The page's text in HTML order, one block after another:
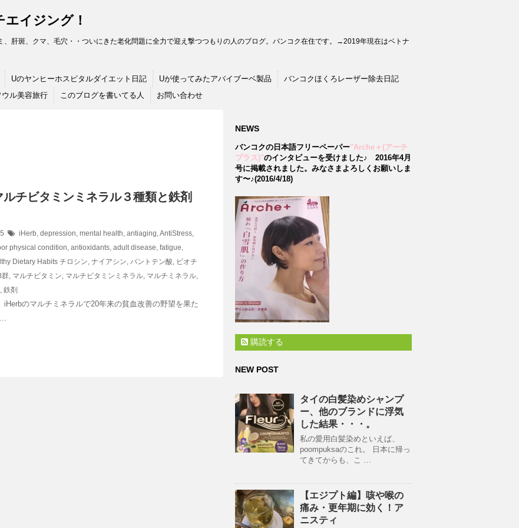
イジング！
肝斑、クマ、毛穴・・ついにきた老化問題に全力で迎え撃つつもりの人のブログ。バンコク在住です。→2019年現在はベトナ
Uのヤンヒーホスピタルダイエット日記 Uが使ってみたアバイブーベ製品
バンコクほくろレーザー除去日記
ウル美容旅行 このブログを書いてる人 お問い合わせ
チビタミンミネラル３種類と鉄剤
iHerb, depression, mental health, antiaging,AntiStress,
physical condition, antioxidants, adult disease, fatigue,
Dietary Habits チロシン, ナイアシン, パントテン酸, ビオチ
群, マルチビタミン, マルチビタミンミネラル, マルチミネラル,
, 鉄剤
iHerbのマルチミネラルで20年来の貧血改善の野望を果た
…
NEWS
バンコクの日本語フリーペーパー"Arche＋(アーチ
プラス)"のインタビューを受けました♪ 2016年4月
号に掲載されました。みなさまよろしくお願いしま
す〜♪(2016/4/18)
購読する
NEW POST
タイの白髪染めシャンプ
ー、他のブランドに浮気
した結果・・・。
私の愛用白髪染めといえば、
poompuksaのこれ。 日本に帰っ
てきてからも、こ …
【エジプト編】咳や喉の
痛み・更年期に効く！ア
ニスティ